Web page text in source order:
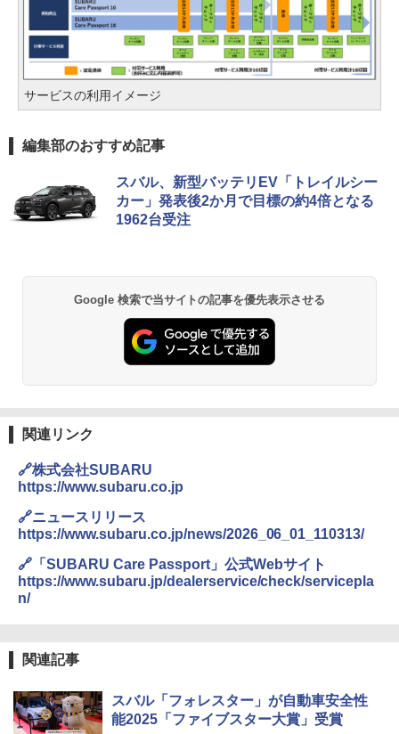
サービスの利用イメージ
編集部のおすすめ記事
スバル、新型バッテリEV「トレイルシー
カー」発表後2か月で目標の約4倍となる
1962台受注
Google 検索で当サイトの記事を優先表示させる
関連リンク
🔗株式会社SUBARU
https://www.subaru.co.jp
🔗ニュースリリース
https://www.subaru.co.jp/news/2026_06_01_110313/
🔗「SUBARU Care Passport」公式Webサイト
https://www.subaru.jp/dealerservice/check/servicepla
n/
関連記事
スバル「フォレスター」が自動車安全性
能2025「ファイブスター大賞」受賞